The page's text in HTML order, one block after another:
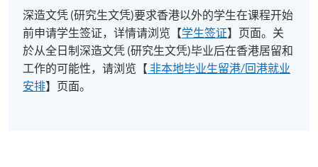
深造文凭 (研究生文凭)要求香港以外的学生在课程开始
前申请学生签证，详情请浏览【学生签证】页面。关
於从全日制深造文凭 (研究生文凭)毕业后在香港居留和
工作的可能性，请浏览【非本地毕业生留港/回港就业
安排】页面。